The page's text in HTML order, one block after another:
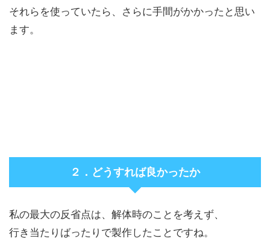
それらを使っていたら、さらに手間がかかったと思い
ます。
２．どうすれば良かったか
私の最大の反省点は、解体時のことを考えず、
行き当たりばったりで製作したことですね。